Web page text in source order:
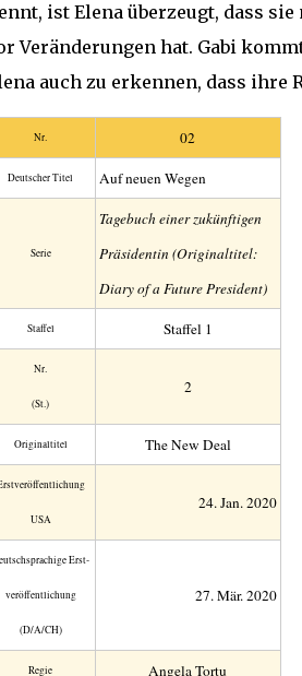
ist Elena überzeugt, dass
Veränderungen hat. Gabi
auch zu erkennen, dass
Nr. 02
Deutscher Titel Auf neuen Wegen
Serie
Tagebuch einer zukünftigen
Präsidentin (Originaltitel:
Diary of a Future President)
Staffel Staffel 1
Nr.
(St.)
2
Original­titel The New Deal
USA
24. Jan. 2020
Erst­
veröffent­lichung
(D/A/CH)
27. Mär. 2020
Regie Angela Tortu